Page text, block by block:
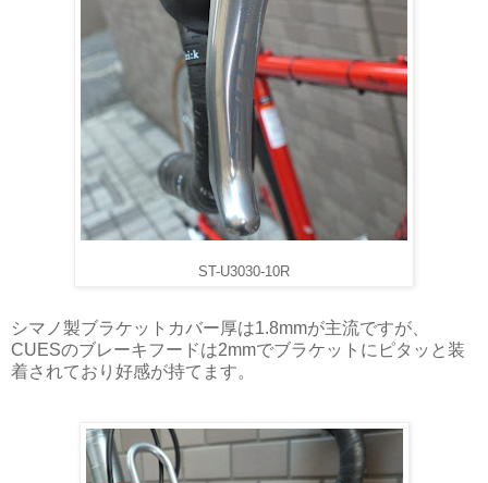
ST-U3030-10R
シマノ製ブラケットカバー厚は1.8mmが主流ですが、
CUESのブレーキフードは2mmでブラケットにピタッと装
着されており好感が持てます。